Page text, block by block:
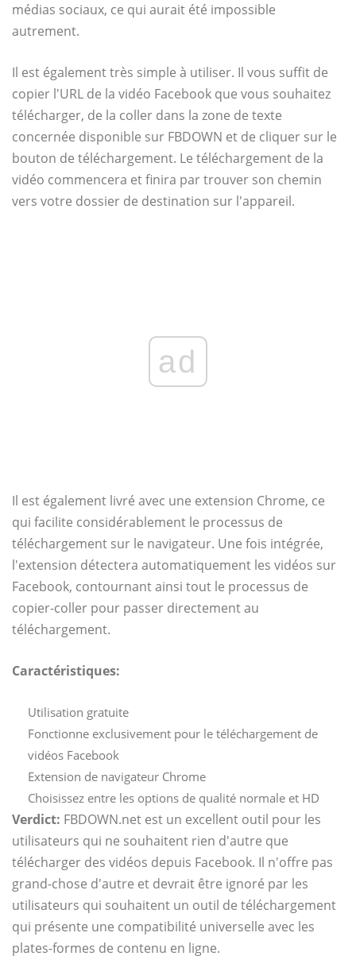
médias sociaux, ce qui aurait été impossible
autrement.
Il est également très simple à utiliser. Il vous suffit de
copier l'URL de la vidéo Facebook que vous souhaitez
télécharger, de la coller dans la zone de texte
concernée disponible sur FBDOWN et de cliquer sur le
bouton de téléchargement. Le téléchargement de la
vidéo commencera et finira par trouver son chemin
vers votre dossier de destination sur l'appareil.
ad
Il est également livré avec une extension Chrome, ce
qui facilite considérablement le processus de
téléchargement sur le navigateur. Une fois intégrée,
l'extension détectera automatiquement les vidéos sur
Facebook, contournant ainsi tout le processus de
copier-coller pour passer directement au
téléchargement.
Caractéristiques:
Utilisation gratuite
Fonctionne exclusivement pour le téléchargement de
vidéos Facebook
Extension de navigateur Chrome
Choisissez entre les options de qualité normale et HD
Verdict: FBDOWN.net est un excellent outil pour les
utilisateurs qui ne souhaitent rien d'autre que
télécharger des vidéos depuis Facebook. Il n'offre pas
grand-chose d'autre et devrait être ignoré par les
utilisateurs qui souhaitent un outil de téléchargement
qui présente une compatibilité universelle avec les
plates-formes de contenu en ligne.